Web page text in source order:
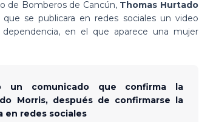
de Bomberos de Cancún, Thomas Hurtado
se publicara en redes sociales un video
en el que aparece una mujer
un comunicado que confirma la
Morris, después de confirmarse la
en redes sociales